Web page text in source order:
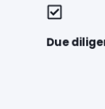
Due